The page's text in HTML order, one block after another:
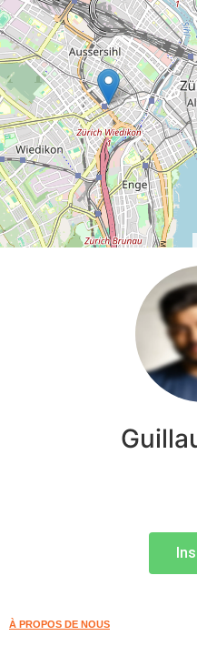
À PROPOS DE NOUS